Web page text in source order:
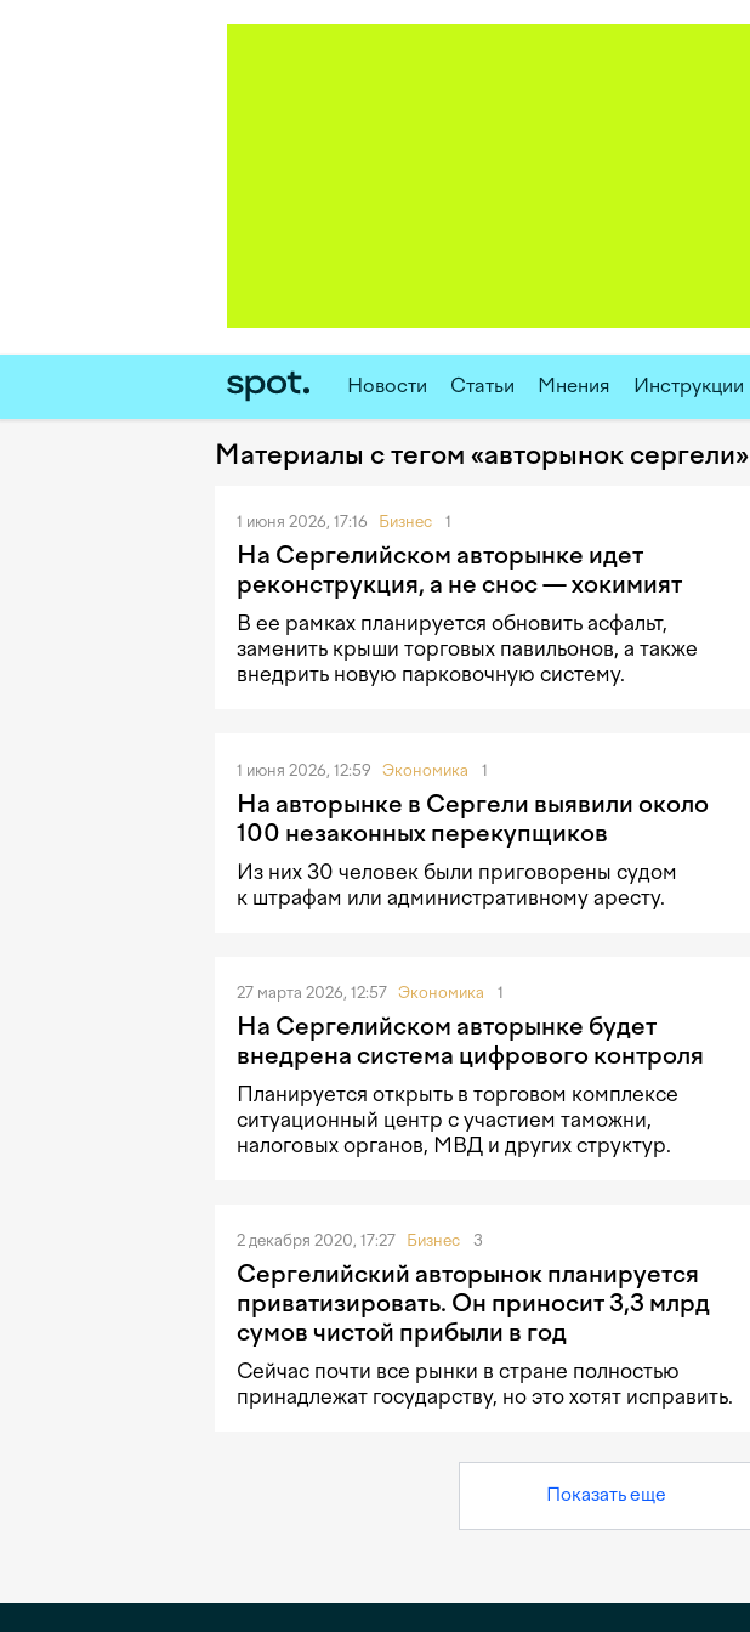
Новости Статьи Мнения Инструкции
Материалы с тегом «авторынок сергели»
1 июня 2026, 17:16 Бизнес 1
На Сергелийском авторынке идет
реконструкция, а не снос — хокимият
В ее рамках планируется обновить асфальт,
заменить крыши торговых павильонов, а также
внедрить новую парковочную систему.
1 июня 2026, 12:59 Экономика 1
На авторынке в Сергели выявили около
100 незаконных перекупщиков
Из них 30 человек были приговорены судом
к штрафам или административному аресту.
27 марта 2026, 12:57 Экономика 1
На Сергелийском авторынке будет
внедрена система цифрового контроля
Планируется открыть в торговом комплексе
ситуационный центр с участием таможни,
налоговых органов, МВД и других структур.
2 декабря 2020, 17:27 Бизнес 3
Сергелийский авторынок планируется
приватизировать. Он приносит 3,3 млрд
сумов чистой прибыли в год
Сейчас почти все рынки в стране полностью
принадлежат государству, но это хотят исправить.
Показать еще